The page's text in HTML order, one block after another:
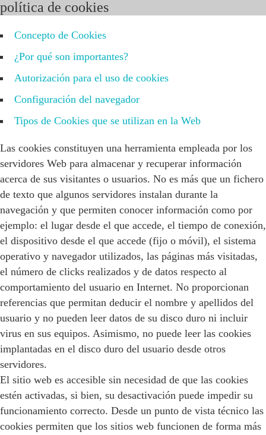
política de cookies
Concepto de Cookies
¿Por qué son importantes?
Autorización para el uso de cookies
Configuración del navegador
Tipos de Cookies que se utilizan en la Web
Las cookies constituyen una herramienta empleada por los
servidores Web para almacenar y recuperar información
acerca de sus visitantes o usuarios. No es más que un fichero
de texto que algunos servidores instalan durante la
navegación y que permiten conocer información como por
ejemplo: el lugar desde el que accede, el tiempo de conexión,
el dispositivo desde el que accede (fijo o móvil), el sistema
operativo y navegador utilizados, las páginas más visitadas,
el número de clicks realizados y de datos respecto al
comportamiento del usuario en Internet. No proporcionan
referencias que permitan deducir el nombre y apellidos del
usuario y no pueden leer datos de su disco duro ni incluir
virus en sus equipos. Asimismo, no puede leer las cookies
implantadas en el disco duro del usuario desde otros
servidores.
El sitio web es accesible sin necesidad de que las cookies
estén activadas, si bien, su desactivación puede impedir su
funcionamiento correcto. Desde un punto de vista técnico las
cookies permiten que los sitios web funcionen de forma más